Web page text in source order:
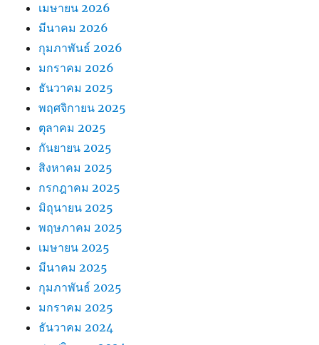
เมษายน 2026
มีนาคม 2026
กุมภาพันธ์ 2026
มกราคม 2026
ธันวาคม 2025
พฤศจิกายน 2025
ตุลาคม 2025
กันยายน 2025
สิงหาคม 2025
กรกฎาคม 2025
มิถุนายน 2025
พฤษภาคม 2025
เมษายน 2025
มีนาคม 2025
กุมภาพันธ์ 2025
มกราคม 2025
ธันวาคม 2024